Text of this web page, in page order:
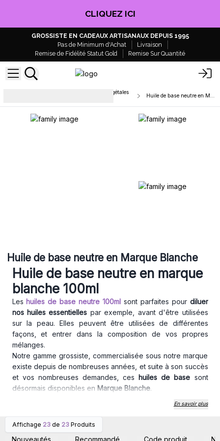
CLIQUEZ ICI
GROSSISTE EN CADEAUX ARTISANAUX DEPUIS 1995
Pas de Minimum d'Achat
Livraison
Remise de Fidélité Statut Gold
Remise Sur Quantité
Supports de Massage & Huiles Végétales
Huile de base neutre en Marque Blanche
Huile de base neutre en Marque Blanche
Huile de base neutre en marque
blanche 100ml
Les huiles de base neutre 100ml sont parfaites pour diluer
nos huiles essentielles par exemple, avant d'être utilisées
sur la peau. Elles peuvent être utilisées de différentes
façons, et entrer dans la composition de vos propres
mélanges.
Notre gamme grossiste, commercialisée sous notre marque
existe depuis de nombreuses années, et suite à son succès
et vos nombreuses demandes, ces
huiles de base sont
désormais disponibles en Marque Blanche.
nom et logo
En savoir plus
Affichage 23 de 23 Produits
Nouveautés Recommandé Code produit
Connectez-vous ou
inscrivez-vous pour
inscrivez-vous pour